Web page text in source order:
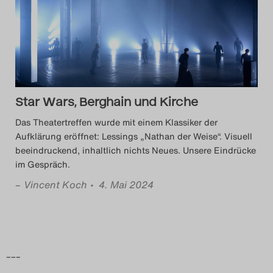
Das Theatertreffen-Blog
2014
Das Theatertreffen-Blog
2015
Das Theatertreffen-Blog
2016
Das Theatertreffen-Blog
Star Wars, Berghain und Kirche
Das Theatertreffen wurde mit einem Klassiker der
Aufklärung eröffnet: Lessings „Nathan der Weise“. Visuell
beeindruckend, inhaltlich nichts Neues. Unsere Eindrücke
im Gespräch.
– Vincent Koch • 4. Mai 2024
–––